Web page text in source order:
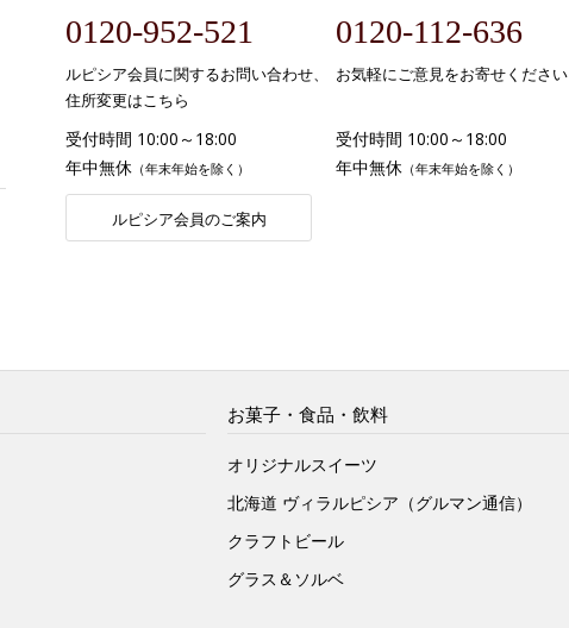
0120-952-521
ルピシア会員に関するお問い合わせ、
住所変更はこちら
受付時間 10:00～18:00
年中無休 （年末年始を除く）
ルピシア会員のご案内
0120-112-636
お気軽にご意見をお寄せください
受付時間 10:00～18:00
年中無休 （年末年始を除く）
お菓子・食品・飲料
オリジナルスイーツ
北海道 ヴィラルピシア（グルマン通信）
クラフトビール
グラス＆ソルベ